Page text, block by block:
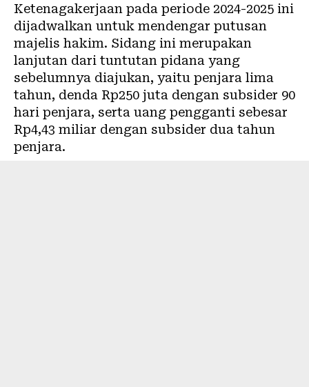
Ketenagakerjaan pada periode 2024-2025 ini
dijadwalkan untuk mendengar putusan
majelis hakim. Sidang ini merupakan
lanjutan dari tuntutan pidana yang
sebelumnya diajukan, yaitu penjara lima
tahun, denda Rp250 juta dengan subsider 90
hari penjara, serta uang pengganti sebesar
Rp4,43 miliar dengan subsider dua tahun
penjara.